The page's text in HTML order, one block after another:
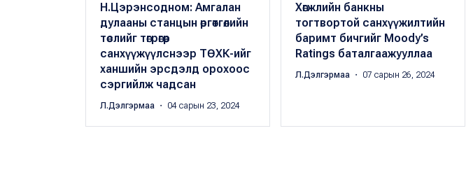
Н.Цэрэнсодном: Амгалан
дулааны станцын өргөтгөлийн
төслийг төгрөгөөр
санхүүжүүлснээр ТӨХК-ийг
ханшийн эрсдэлд орохоос
сэргийлж чадсан
Л.Дэлгэрмаа ・ 04 сарын 23, 2024
Хөгжлийн банкны
тогтвортой санхүүжилтийн
баримт бичгийг Moody’s
Ratings баталгаажууллаа
Л.Дэлгэрмаа ・ 07 сарын 26, 2024